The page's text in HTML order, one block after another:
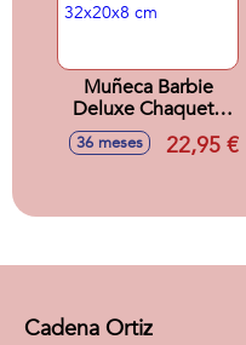
Muñeca Barbie
Deluxe Chaqueta
Vaquera Rosa
32x20x8 cm
36 meses 22,95 €
Cadena Ortiz